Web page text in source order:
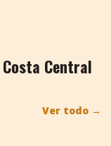
Central
Ver todo →